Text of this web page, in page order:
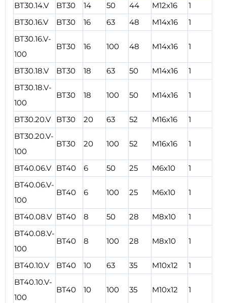
BT30.14.V
BT30 14 50 44 M12x16 1
BT30.16.V
BT30 16 63 48 M14x16 1
BT30.16.V-
100
BT30 16 100 48 M14x16 1
BT30.18.V BT30 18 63 50 M14x16 1
BT30.18.V-
100
BT30 18 100 50 M14x16 1
BT30.20.V BT30 20 63 52 M16x16 1
BT30.20.V-
100
BT30 20 100 52 M16x16 1
BT40.06.V BT40 6 50 25 M6x10 1
BT40.06.V-
100
BT40 6 100 25 M6x10 1
BT40.08.V BT40 8 50 28 M8x10 1
BT40.08.V-
100
BT40 8 100 28 M8x10 1
BT40.10.V BT40 10 63 35 M10x12 1
BT40.10.V-
100
BT40 10 100 35 M10x12 1